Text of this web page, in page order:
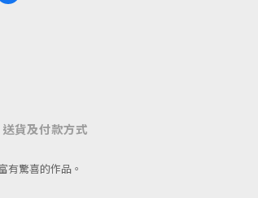
送貨及付款方式
有驚喜的作品。